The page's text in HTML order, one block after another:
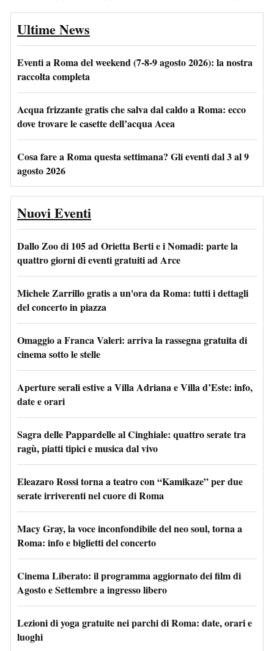
Ultime News
Eventi a Roma del weekend (7-8-9 agosto 2026): la nostra
raccolta completa
Acqua frizzante gratis che salva dal caldo a Roma: ecco
dove trovare le casette dell’acqua Acea
Cosa fare a Roma questa settimana? Gli eventi dal 3 al 9
agosto 2026
Nuovi Eventi
Dallo Zoo di 105 ad Orietta Berti e i Nomadi: parte la
quattro giorni di eventi gratuiti ad Arce
Michele Zarrillo gratis a un'ora da Roma: tutti i dettagli
del concerto in piazza
Omaggio a Franca Valeri: arriva la rassegna gratuita di
cinema sotto le stelle
Aperture serali estive a Villa Adriana e Villa d’Este: info,
date e orari
Sagra delle Pappardelle al Cinghiale: quattro serate tra
ragù, piatti tipici e musica dal vivo
Eleazaro Rossi torna a teatro con “Kamikaze” per due
serate irriverenti nel cuore di Roma
Macy Gray, la voce inconfondibile del neo soul, torna a
Roma: info e biglietti del concerto
Cinema Liberato: il programma aggiornato dei film di
Agosto e Settembre a ingresso libero
Lezioni di yoga gratuite nei parchi di Roma: date, orari e
luoghi